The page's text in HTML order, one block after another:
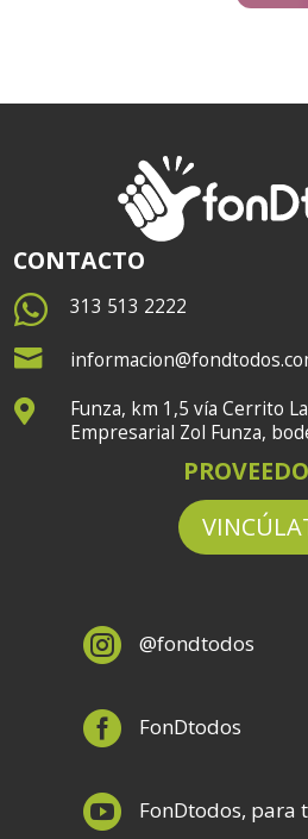
CONTACTO
 313 513 2222


Funza, km 1,5 vía Cerrito
Empresarial Zol Funza,
 @fondtodos
 FonDtodos
 FonDtodos, para